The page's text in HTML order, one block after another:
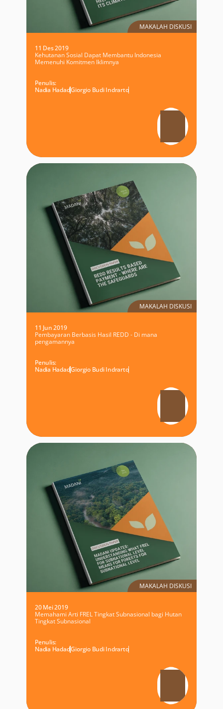
MAKALAH DISKUSI
11 Des 2019
Kehutanan Sosial Dapat Membantu Indonesia
Memenuhi Komitmen Iklimnya
Penulis:
Nadia HadadGiorgio Budi Indrarto
MAKALAH DISKUSI
11 Jun 2019
Pembayaran Berbasis Hasil REDD - Di mana
pengamannya
Penulis:
Nadia HadadGiorgio Budi Indrarto
MAKALAH DISKUSI
20 Mei 2019
Memahami Arti FREL Tingkat Subnasional bagi Hutan
Tingkat Subnasional
Penulis:
Nadia HadadGiorgio Budi Indrarto